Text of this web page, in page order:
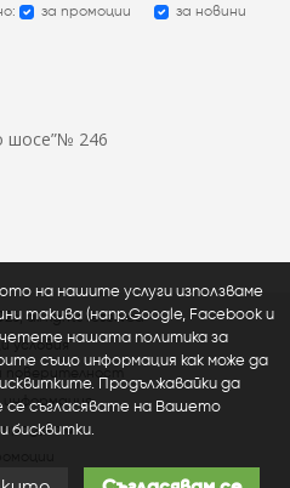
за промоции за новини
шосе”№ 246
all rights reserved
условия
продукти
на нашите услуги използваме
такива (напр.Google, Facebook и
нашата политика за
също информация как може да
Продължавайки да
се съгласявате на Вашето
бисквитки.